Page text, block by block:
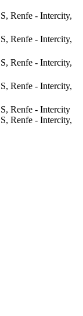
Renfe - Intercity,
Renfe - Intercity,
Renfe - Intercity,
Renfe - Intercity,
Renfe - Intercity
Renfe - Intercity,